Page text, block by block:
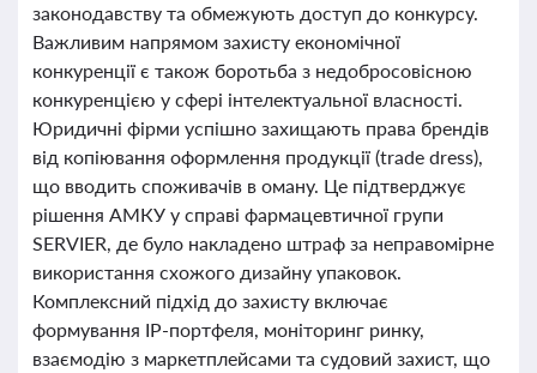
законодавству та обмежують доступ до конкурсу.
Важливим напрямом захисту економічної
конкуренції є також боротьба з недобросовісною
конкуренцією у сфері інтелектуальної власності.
Юридичні фірми успішно захищають права брендів
від копіювання оформлення продукції (trade dress),
що вводить споживачів в оману. Це підтверджує
рішення АМКУ у справі фармацевтичної групи
SERVIER, де було накладено штраф за неправомірне
використання схожого дизайну упаковок.
Комплексний підхід до захисту включає
формування IP-портфеля, моніторинг ринку,
взаємодію з маркетплейсами та судовий захист, що